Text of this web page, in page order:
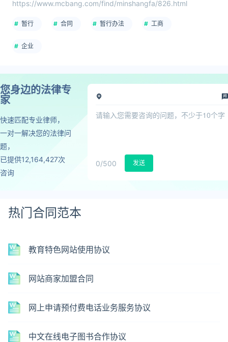
https://www.mcbang.com/find/minshangfa/826.html
暂行 合同 暂行办法 工商
企业
您身边的法律专
家
快速匹配专业律师，
一对一解决您的法律问
题，
已提供12,164,427次
咨询
0/500 发送
热门合同范本
教育特色网站使用协议
网站商家加盟合同
网上申请预付费电话业务服务协议
中文在线电子图书合作协议